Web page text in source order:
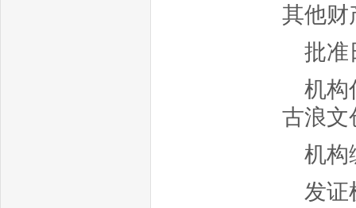
其他财
批准
机构
古浪文
机构
发证